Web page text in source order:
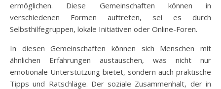
ermöglichen. Diese Gemeinschaften können in
verschiedenen Formen auftreten, sei es durch
Selbsthilfegruppen, lokale Initiativen oder Online-Foren.
In diesen Gemeinschaften können sich Menschen mit
ähnlichen Erfahrungen austauschen, was nicht nur
emotionale Unterstützung bietet, sondern auch praktische
Tipps und Ratschläge. Der soziale Zusammenhalt, der in